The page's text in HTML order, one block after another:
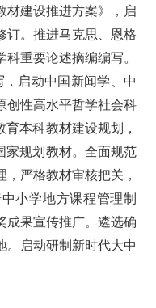
材建设推进方案》，启
订。推进马克思、恩格
重要论述摘编编写。
启动中国新闻学、中
创性高水平哲学社会科
本科教材建设规划，
家规划教材。全面规范
严格教材审核把关，
小学地方课程管理制
成果宣传推广。遴选确
。启动研制新时代大中